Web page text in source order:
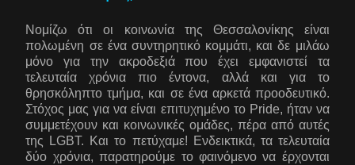
Νομίζω ότι οι κοινωνία της Θεσσαλονίκης είναι
πολωμένη σε ένα συντηρητικό κομμάτι, και δε μιλάω
μόνο για την ακροδεξιά που έχει εμφανιστεί τα
τελευταία χρόνια πιο έντονα, αλλά και για το
θρησκόληπτο τμήμα, και σε ένα αρκετά προοδευτικό.
Στόχος μας για να είναι επιτυχημένο το Pride, ήταν να
συμμετέχουν και κοινωνικές ομάδες, πέρα από αυτές
της LGBT. Και το πετύχαμε! Ενδεικτικά, τα τελευταία
δύο χρόνια, παρατηρούμε το φαινόμενο να έρχονται